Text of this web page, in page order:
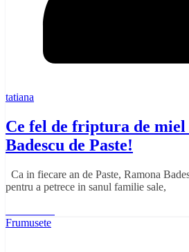
tatiana
Ce fel de friptura de miel
Badescu de Paste!
Ca in fiecare an de Paste, Ramona
pentru a petrece in sanul familie sale,
Frumusete